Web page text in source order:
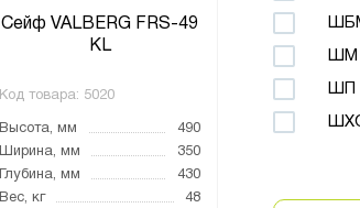
Сейф VALBERG FRS-49
KL
Код товара: 5020
Высота, мм
490
Ширина, мм
350
Глубина, мм
430
Вес, кг
48
ШМ
ШП